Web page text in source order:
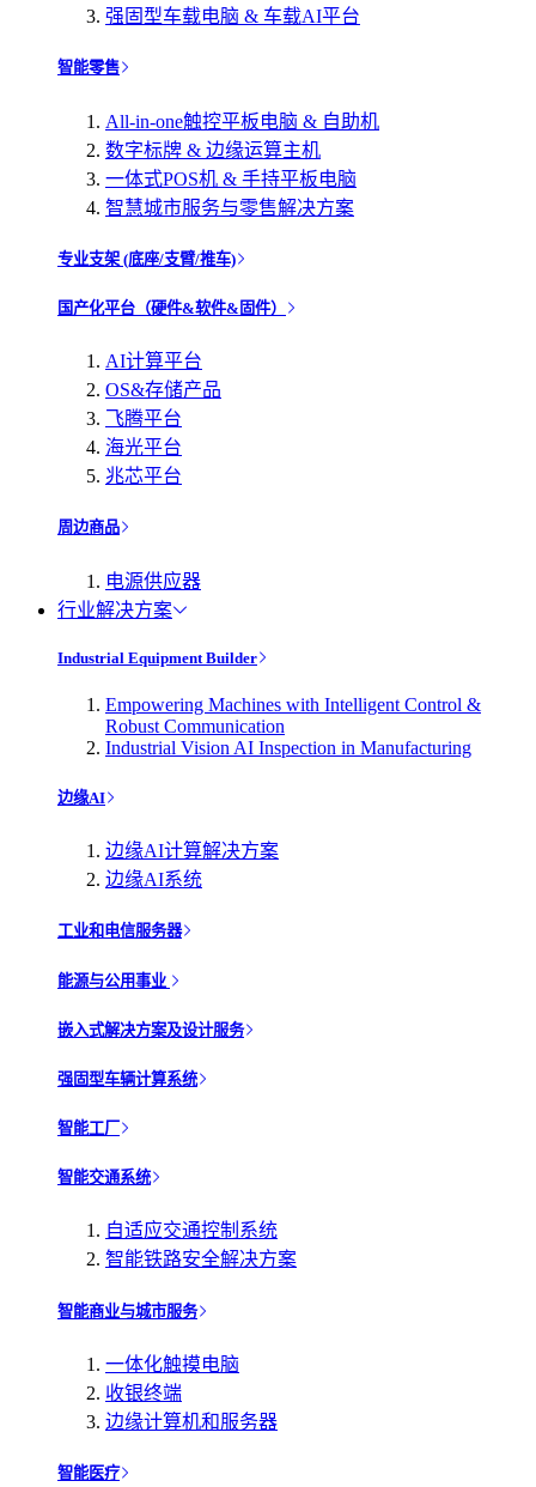
强固型车载电脑 & 车载AI平台
智能零售
All-in-one触控平板电脑 & 自助机
数字标牌 & 边缘运算主机
一体式POS机 & 手持平板电脑
智慧城市服务与零售解决方案
专业支架 (底座/支臂/推车)
国产化平台（硬件&软件&固件）
AI计算平台
OS&存储产品
飞腾平台
海光平台
兆芯平台
周边商品
电源供应器
行业解决方案
Industrial Equipment Builder
Empowering Machines with Intelligent Control &
Robust Communication
Industrial Vision AI Inspection in Manufacturing
边缘AI
边缘AI计算解决方案
边缘AI系统
工业和电信服务器
能源与公用事业
嵌入式解决方案及设计服务
强固型车辆计算系统
智能工厂
智能交通系统
自适应交通控制系统
智能铁路安全解决方案
智能商业与城市服务
一体化触摸电脑
收银终端
边缘计算机和服务器
智能医疗